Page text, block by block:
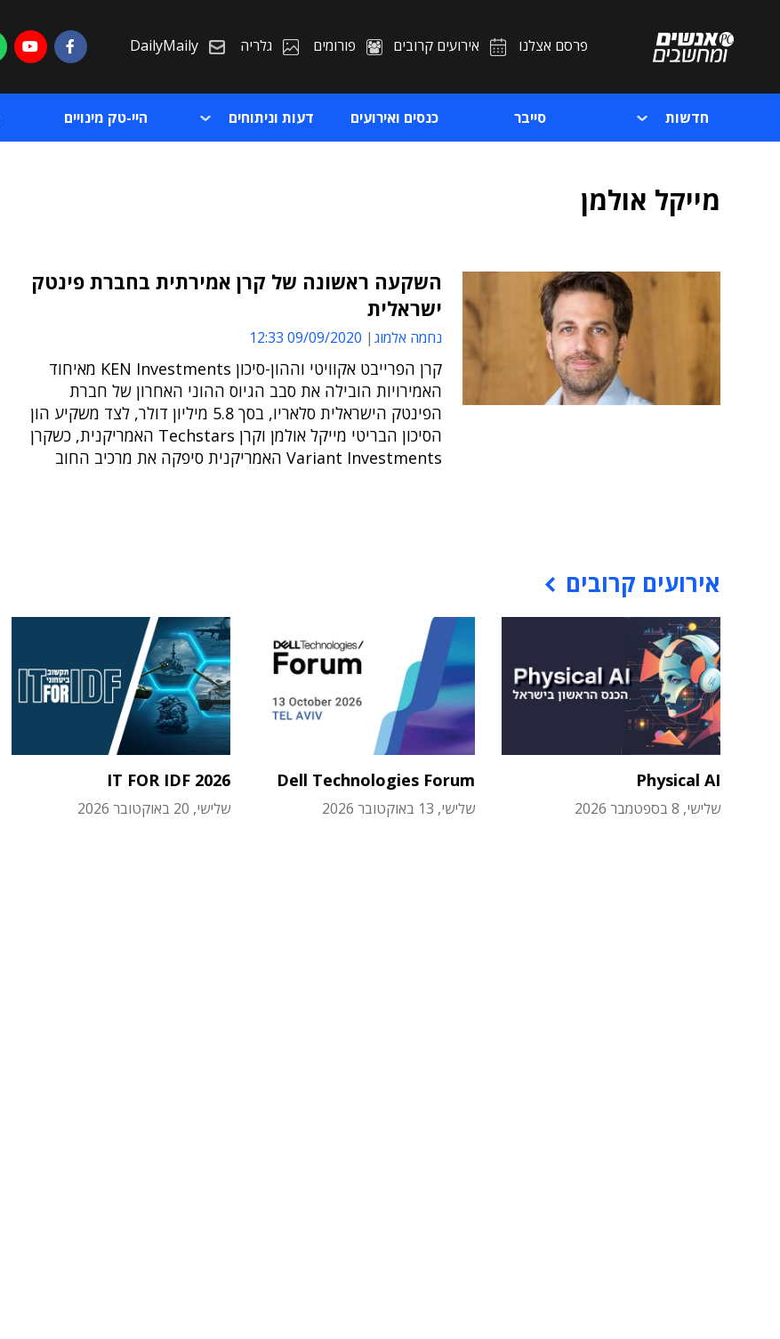
פרסם אצלנו אירועים קרובים פורומים גלריה DailyMaily
חדשות סייבר כנסים ואירועים דעות וניתוחים היי-טק מינויים
מייקל אולמן
השקעה ראשונה של קרן אמירתית בחברת פינטק
ישראלית
נחמה אלמוג 09/09/2020 12:33
קרן הפרייבט אקוויטי וההון-סיכון KEN Investments מאיחוד
האמירויות הובילה את סבב הגיוס ההוני האחרון של חברת
הפינטק הישראלית סלאריו, בסך 5.8 מיליון דולר, לצד משקיע הון
הסיכון הבריטי מייקל אולמן וקרן Techstars האמריקנית, כשקרן
Variant Investments האמריקנית סיפקה את מרכיב החוב
אירועים קרובים
Physical AI
שלישי, 8 בספטמבר 2026
Dell Technologies Forum
שלישי, 13 באוקטובר 2026
IT FOR IDF 2026
שלישי, 20 באוקטובר 2026